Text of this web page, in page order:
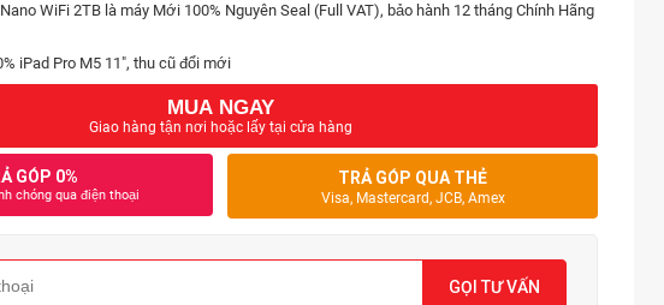
WiFi 2TB là máy Mới 100% Nguyên Seal (Full VAT), bảo hành 12 tháng Chính Hãng
iPad Pro M5 11", thu cũ đổi mới
MUA NGAY
Giao hàng tận nơi hoặc lấy tại cửa hàng
GÓP 0%
chóng qua điện thoại
TRẢ GÓP QUA THẺ
Visa, Mastercard, JCB, Amex
GỌI TƯ VẤN